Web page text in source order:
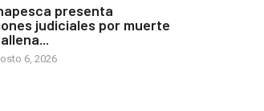
presenta
judiciales por muerte
6, 2026